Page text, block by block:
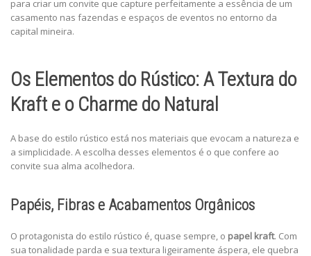
para criar um convite que capture perfeitamente a essência de um
casamento nas fazendas e espaços de eventos no entorno da
capital mineira.
Os Elementos do Rústico: A Textura do
Kraft e o Charme do Natural
A base do estilo rústico está nos materiais que evocam a natureza e
a simplicidade. A escolha desses elementos é o que confere ao
convite sua alma acolhedora.
Papéis, Fibras e Acabamentos Orgânicos
O protagonista do estilo rústico é, quase sempre, o papel kraft. Com
sua tonalidade parda e sua textura ligeiramente áspera, ele quebra